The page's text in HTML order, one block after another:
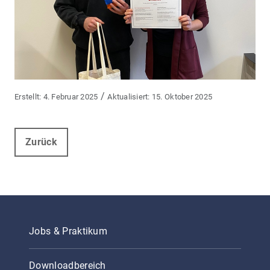
4. Februar 2025 / 15. Oktober 2025
Zurück
Jobs & Praktikum
Downloadbereich